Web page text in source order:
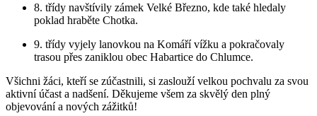
8. třídy navštívily zámek Velké Březno, kde také hledaly
poklad hraběte Chotka.
9. třídy vyjely lanovkou na Komáří vížku a pokračovaly
trasou přes zaniklou obec Habartice do Chlumce.
Všichni žáci, kteří se zúčastnili, si zaslouží velkou pochvalu za svou
aktivní účast a nadšení. Děkujeme všem za skvělý den plný
objevování a nových zážitků!